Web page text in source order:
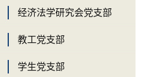
经济法学研究会党支部
教工党支部
学生党支部